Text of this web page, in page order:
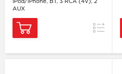
iPod/iPhone, BT, 3 RCA (4V), 2
AUX